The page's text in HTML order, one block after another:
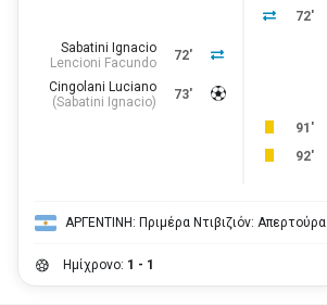
72'
72'
Sabatini Ignacio
Lencioni Facundo
73'
Cingolani Luciano
(Sabatini Ignacio)
91'
92'
ΑΡΓΕΝΤΙΝΗ: Πριμέρα Ντιβιζιόν: Απερτούρα
Ημίχρονο: 1 - 1